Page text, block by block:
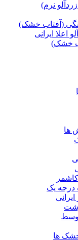
نرم)
(آفتاب خشک)
اعلا ایرانی
خشک)
ها
یک
ها